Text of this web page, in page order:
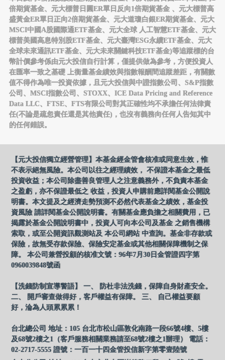
倍期貨基金、元大標普日圓ER單日反向1倍期貨基金 、元大標普高
盛黃金ER單日正向2倍期貨基金、元大道瓊白銀ER期貨基金、元大
MSCI中國A股國際通ETF基金、元大全球 人工智慧ETF基金、元大
標普美國高息特別股ETF基金、元大臺灣ESG永續ETF基金、元大
全球未來通訊ETF基金、元大未來關鍵科技ETF基金)等追蹤標的台
幣計價參考係由元大投信自行計算，僅提供做為參考，方便投資人
在匯率一致之基礎 上衡量基金績效與指數報酬間追蹤差距，有關數
值不得作為唯一投資依據，且元大投信與中證指數公司、S&P指數
公司、MSCI指數公司、STOXX、ICE Data Pricing and Reference
Data LLC、FTSE、FTS有限公司對其正確性均不承擔任何法律責
任(不論是疏忽責任還是其他責任)，也沒有義務向任何人告知其中
的任何錯誤。
【元大投信獨立經營管理】本基金經金管會核准或同意生效，惟
不表示絕無風險。本公司以往之經理績效， 不保證本基金之最低
投資收益；本公司除盡善良管理人之注意義務外，不負責本基金
之盈虧，亦不保證最低之 收益，投資人申購前應詳閱基金公開說
明書。本文提及之經濟走勢預測不必然代表基金之績效，基金投
資風險 請詳閱基金公開說明書。有關基金應負擔之相關費用，已
揭露於基金公開說明書中，投資人可向本公司及基金 之銷售機構
索取，或至公開資訊觀測站及 本公司網站 中查詢。基金非存款或
保險，故無受存款保險、保險安定基金或其他相關保障機制之保
障。 本公司兼營投顧的核准文號：96年7月30日金管證四字第
0960039848號函
【洗錢防制宣導警語】 一、 防杜非法洗錢，保障自身財產安全。
二、 開戶審查做得好，客戶權益有保障。 三、 自己權益要顧
好，淪為人頭累累累！
台北總公司 地址：105 台北市松山區敦化南路一段66號4樓、5樓
及68號2樓之1（客戶服務相關業務請至68號2樓之1辦理） 電話：
02-2717-5555 證號：一百一十四金管投信新字第零壹陸號